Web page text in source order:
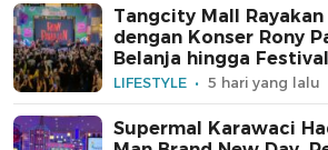
Tangcity Mall Rayakan
dengan Konser Rony
Belanja hingga
LIFESTYLE 5 hari yang lalu
Supermal Karawaci